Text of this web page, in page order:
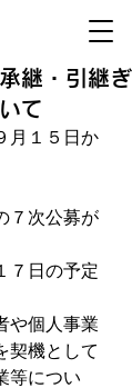
継・引継ぎ
て
１５日か
７次公募が
７日の予定
や個人事業
契機として
等につい